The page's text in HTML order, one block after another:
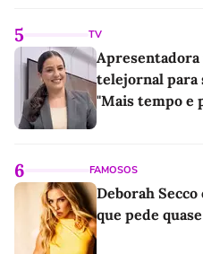
5 TV
Apresentadora
telejornal para
"Mais tempo e
6 FAMOSOS
Deborah
que pede